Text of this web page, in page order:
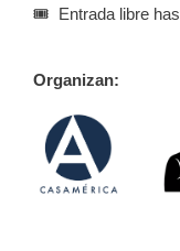
🎟️ Entrada libre
Organizan: